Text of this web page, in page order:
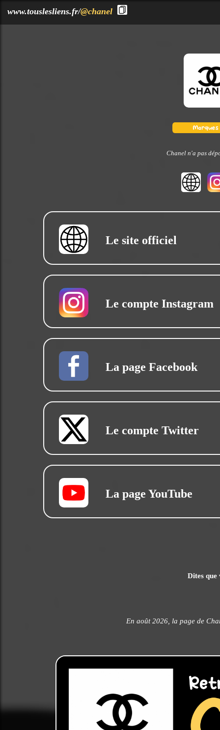
www.touslesliens.fr/@chanel
Chanel n'a pas
Le site officiel
Le compte Instagram
La page Facebook
Le compte Twitter
La page YouTube
Dites que
En août 2026, la page de